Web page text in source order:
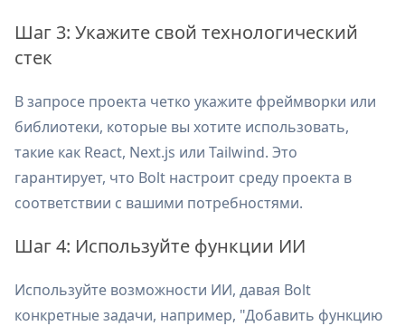
Шаг 3: Укажите свой технологический
стек
В запросе проекта четко укажите фреймворки или
библиотеки, которые вы хотите использовать,
такие как React, Next.js или Tailwind. Это
гарантирует, что Bolt настроит среду проекта в
соответствии с вашими потребностями.
Шаг 4: Используйте функции ИИ
Используйте возможности ИИ, давая Bolt
конкретные задачи, например, "Добавить функцию